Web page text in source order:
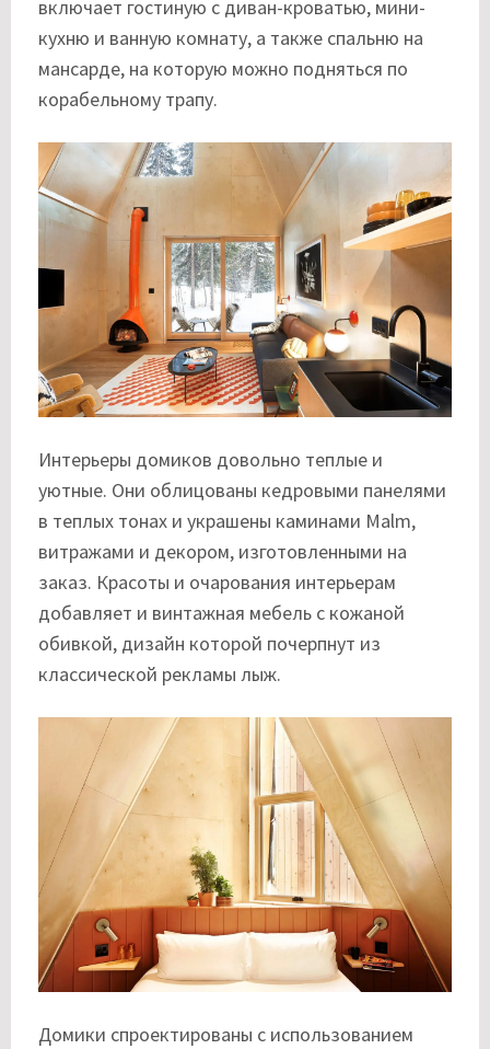
включает гостиную с диван-кроватью, мини-
кухню и ванную комнату, а также спальню на
мансарде, на которую можно подняться по
корабельному трапу.
Интерьеры домиков довольно теплые и
уютные. Они облицованы кедровыми панелями
в теплых тонах и украшены каминами Malm,
витражами и декором, изготовленными на
заказ. Красоты и очарования интерьерам
добавляет и винтажная мебель с кожаной
обивкой, дизайн которой почерпнут из
классической рекламы лыж.
Домики спроектированы с использованием